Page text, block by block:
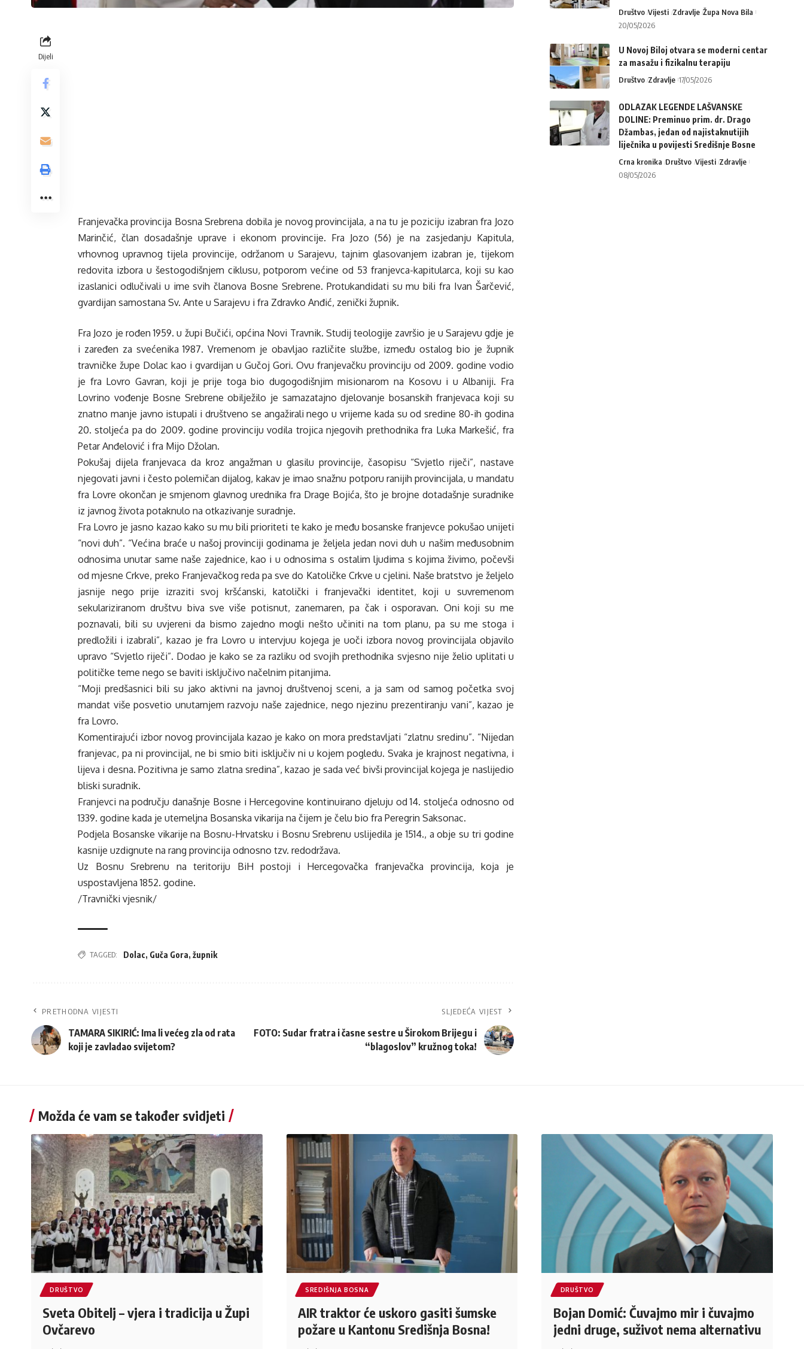
Dijeli
Franjevačka provincija Bosna Srebrena dobila je novog provincijala, a na tu je poziciju izabran fra Jozo
Marinčić, član dosadašnje uprave i ekonom provincije. Fra Jozo (56) je na zasjedanju Kapitula,
vrhovnog upravnog tijela provincije, održanom u Sarajevu, tajnim glasovanjem izabran je, tijekom
redovita izbora u šestogodišnjem ciklusu, potporom većine od 53 franjevca-kapitularca, koji su kao
izaslanici odlučivali u ime svih članova Bosne Srebrene. Protukandidati su mu bili fra Ivan Šarčević,
gvardijan samostana Sv. Ante u Sarajevu i fra Zdravko Anđić, zenički župnik.
Fra Jozo je rođen 1959. u župi Bučići, općina Novi Travnik. Studij teologije završio je u Sarajevu gdje je
i zaređen za svećenika 1987. Vremenom je obavljao različite službe, između ostalog bio je župnik
travničke župe Dolac kao i gvardijan u Gučoj Gori. Ovu franjevačku provinciju od 2009. godine vodio
je fra Lovro Gavran, koji je prije toga bio dugogodišnjim misionarom na Kosovu i u Albaniji. Fra
Lovrino vođenje Bosne Srebrene obilježilo je samazatajno djelovanje bosanskih franjevaca koji su
znatno manje javno istupali i društveno se angažirali nego u vrijeme kada su od sredine 80-ih godina
20. stoljeća pa do 2009. godine provinciju vodila trojica njegovih prethodnika fra Luka Markešić, fra
Petar Anđelović i fra Mijo Džolan.
Pokušaj dijela franjevaca da kroz angažman u glasilu provincije, časopisu “Svjetlo riječi”, nastave
njegovati javni i često polemičan dijalog, kakav je imao snažnu potporu ranijih provincijala, u mandatu
fra Lovre okončan je smjenom glavnog urednika fra Drage Bojića, što je brojne dotadašnje suradnike
iz javnog života potaknulo na otkazivanje suradnje.
Fra Lovro je jasno kazao kako su mu bili prioriteti te kako je među bosanske franjevce pokušao unijeti
“novi duh”. “Većina braće u našoj provinciji godinama je željela jedan novi duh u našim međusobnim
odnosima unutar same naše zajednice, kao i u odnosima s ostalim ljudima s kojima živimo, počevši
od mjesne Crkve, preko Franjevačkog reda pa sve do Katoličke Crkve u cjelini. Naše bratstvo je željelo
jasnije nego prije izraziti svoj kršćanski, katolički i franjevački identitet, koji u suvremenom
sekulariziranom društvu biva sve više potisnut, zanemaren, pa čak i osporavan. Oni koji su me
poznavali, bili su uvjereni da bismo zajedno mogli nešto učiniti na tom planu, pa su me stoga i
predložili i izabrali”, kazao je fra Lovro u intervjuu kojega je uoči izbora novog provincijala objavilo
upravo “Svjetlo riječi”. Dodao je kako se za razliku od svojih prethodnika svjesno nije želio uplitati u
političke teme nego se baviti isključivo načelnim pitanjima.
“Moji predšasnici bili su jako aktivni na javnoj društvenoj sceni, a ja sam od samog početka svoj
mandat više posvetio unutarnjem razvoju naše zajednice, nego njezinu prezentiranju vani”, kazao je
fra Lovro.
Komentirajući izbor novog provincijala kazao je kako on mora predstavljati “zlatnu sredinu”. “Nijedan
franjevac, pa ni provincijal, ne bi smio biti isključiv ni u kojem pogledu. Svaka je krajnost negativna, i
lijeva i desna. Pozitivna je samo zlatna sredina”, kazao je sada već bivši provincijal kojega je naslijedio
bliski suradnik.
Franjevci na području današnje Bosne i Hercegovine kontinuirano djeluju od 14. stoljeća odnosno od
1339. godine kada je utemeljna Bosanska vikarija na čijem je čelu bio fra Peregrin Saksonac.
Podjela Bosanske vikarije na Bosnu-Hrvatsku i Bosnu Srebrenu uslijedila je 1514., a obje su tri godine
kasnije uzdignute na rang provincija odnosno tzv. redodržava.
Uz Bosnu Srebrenu na teritoriju BiH postoji i Hercegovačka franjevačka provincija, koja je
uspostavljena 1852. godine.
/Travnički vjesnik/
TAGGED: Dolac, Guča Gora, župnik
PRETHODNA VIJESTI
TAMARA SIKIRIĆ: Ima li većeg zla od rata
koji je zavladao svijetom?
SLJEDEĆA VIJEST
FOTO: Sudar fratra i časne sestre u Širokom Brijegu i
“blagoslov” kružnog toka!
Društvo Vijesti Zdravlje Župa Nova Bila
20/05/2026
U Novoj Biloj otvara se moderni centar
za masažu i fizikalnu terapiju
Društvo Zdravlje 17/05/2026
ODLAZAK LEGENDE LAŠVANSKE
DOLINE: Preminuo prim. dr. Drago
Džambas, jedan od najistaknutijih
liječnika u povijesti Središnje Bosne
Crna kronika Društvo Vijesti Zdravlje
08/05/2026
Možda će vam se također svidjeti
DRUŠTVO
Sveta Obitelj – vjera i tradicija u Župi
Ovčarevo
SREDIŠNJA BOSNA
AIR traktor će uskoro gasiti šumske
požare u Kantonu Središnja Bosna!
DRUŠTVO
Bojan Domić: Čuvajmo mir i čuvajmo
jedni druge, suživot nema alternativu